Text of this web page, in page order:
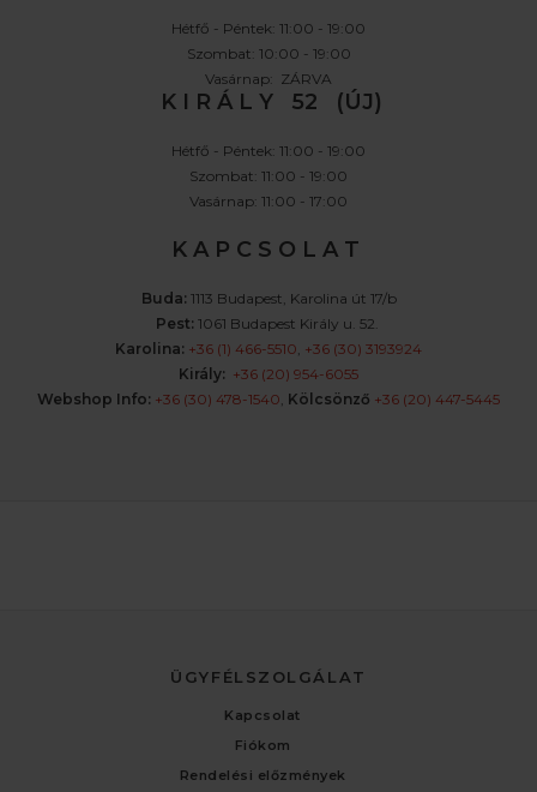
Hétfő - Péntek: 11:00 - 19:00
Szombat: 10:00 - 19:00
Vasárnap: ZÁRVA
K I R Á L Y 52 (ÚJ)
Hétfő - Péntek: 11:00 - 19:00
Szombat: 11:00 - 19:00
Vasárnap: 11:00 - 17:00
K A P C S O L A T
Buda: 1113 Budapest, Karolina út 17/b
Pest: 1061 Budapest Király u. 52.
Karolina: +36 (1) 466-5510 +36 (30) 3193924
Király: +36 (20) 954-6055
Webshop Info: +36 (30) 478-1540 Kölcsönző +36 (20) 447-5445
ÜGYFÉLSZOLGÁLAT
Kapcsolat
Fiókom
Rendelési előzmények